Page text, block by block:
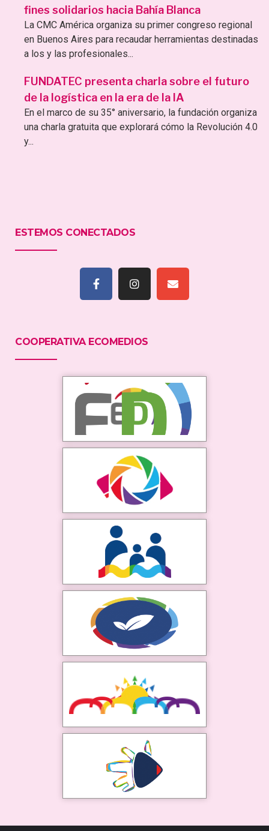
fines solidarios hacia Bahía Blanca
La CMC América organiza su primer congreso regional
en Buenos Aires para recaudar herramientas destinadas
a los y las profesionales...
FUNDATEC presenta charla sobre el futuro
de la logística en la era de la IA
En el marco de su 35° aniversario, la fundación organiza
una charla gratuita que explorará cómo la Revolución 4.0
y...
ESTEMOS CONECTADOS
COOPERATIVA ECOMEDIOS